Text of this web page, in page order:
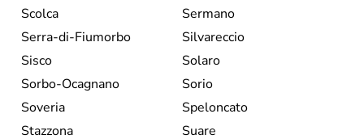
Scolca
Sermano
Serra-di-Fiumorbo
Silvareccio
Sisco
Solaro
Sorbo-Ocagnano
Sorio
Soveria
Speloncato
Stazzona
Suare